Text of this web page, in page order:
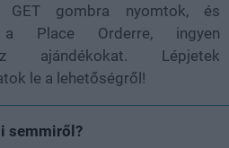
GET gombra nyomtok, és
a Place Orderre, ingyen
ajándékokat. Lépjetek
le a lehetőségről!
semmiről?